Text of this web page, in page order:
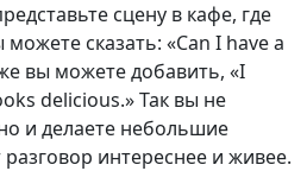
сцену в кафе, где
сказать: «Can I have a
вы можете добавить, «I
delicious.» Так вы не
и делаете небольшие
интереснее и живее.